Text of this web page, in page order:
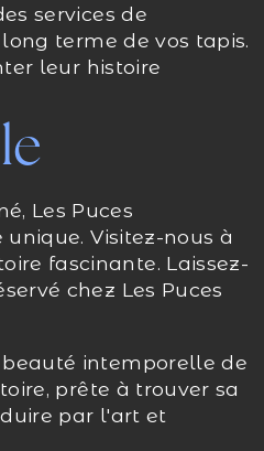
services de
terme de vos tapis.
leur histoire
Les Puces
Visitez-nous à
fascinante. Laissez-
chez Les Puces
intemporelle de
prête à trouver sa
par l'art et